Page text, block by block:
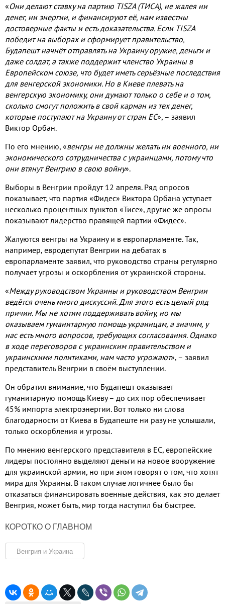
«Они делают ставку на партию TISZA (ТИСА), не жалея ни
денег, ни энергии, и финансируют её, нам известны
достоверные факты и есть доказательства. Если TISZA
победит на выборах и сформирует правительство,
Будапешт начнёт отправлять на Украину оружие, деньги и
даже солдат, а также поддержит членство Украины в
Европейском союзе, что будет иметь серьёзные последствия
для венгерской экономики. Но в Киеве плевать на
венгерскую экономику, они думают только о себе и о том,
сколько смогут положить в свой карман из тех денег,
которые поступают на Украину от стран ЕС», – заявил
Виктор Орбан.
По его мнению, «венгры не должны желать ни военного, ни
экономического сотрудничества с украинцами, потому что
они втянут Венгрию в свою войну».
Выборы в Венгрии пройдут 12 апреля. Ряд опросов
показывает, что партия «Фидес» Виктора Орбана уступает
несколько процентных пунктов «Тисе», другие же опросы
показывают лидерство правящей партии «Фидес».
Жалуются венгры на Украину и в европарламенте. Так,
например, евродепутат Венгрии на дебатах в
европарламенте заявил, что руководство страны регулярно
получает угрозы и оскорбления от украинской стороны.
«Между руководством Украины и руководством Венгрии
ведётся очень много дискуссий. Для этого есть целый ряд
причин. Мы не хотим поддерживать войну, но мы
оказываем гуманитарную помощь украинцам, а значим, у
нас есть много вопросов, требующих согласования. Однако
в ходе переговоров с украинским правительством и
украинскими политиками, нам часто угрожают», – заявил
представитель Венгрии в своём выступлении.
Он обратил внимание, что Будапешт оказывает
гуманитарную помощь Киеву – до сих пор обеспечивает
45% импорта электроэнергии. Вот только ни слова
благодарности от Киева в Будапеште ни разу не услышали,
только оскорбления и угрозы.
По мнению венгерского представителя в ЕС, европейские
лидеры постоянно выделяют деньги на новое вооружение
для украинской армии, но при этом говорят о том, что хотят
мира для Украины. В таком случае логичнее было бы
отказаться финансировать военные действия, как это делает
Венгрия, может быть, мир тогда наступил бы быстрее.
КОРОТКО О ГЛАВНОМ
Венгрия и Украина